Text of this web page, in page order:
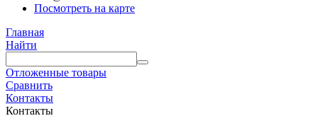
Посмотреть на карте
Главная
Найти
Отложенные товары
Сравнить
Контакты
Контакты